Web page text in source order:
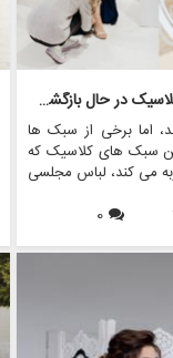
بازگشت لباس مجلسی: چرا این سبک کلاسیک در حال بازگشت است
اما برخی از سبک ها
سبک های کلاسیک که
می کند، لباس مجلسی
0